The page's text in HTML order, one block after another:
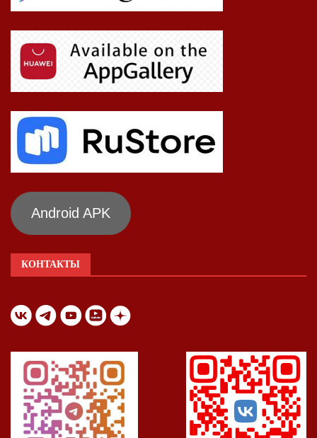
Android APK
КОНТАКТЫ